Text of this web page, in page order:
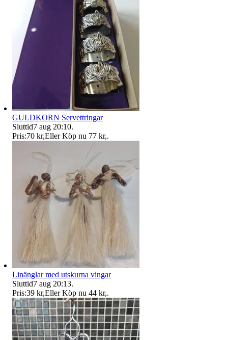
GULDKORN Servettringar
Sluttid7 aug 20:10.
Pris:70 kr,Eller Köp nu 77 kr,.
Linänglar med utskurna vingar
Sluttid7 aug 20:13.
Pris:39 kr,Eller Köp nu 44 kr,.